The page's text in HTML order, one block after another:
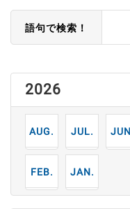
語句で検索！
2026
8月 7月 6月
2月 1月